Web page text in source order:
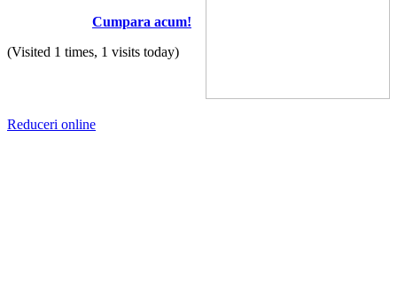
Cumpara acum!
(Visited 1 times, 1 visits today)
Reduceri online